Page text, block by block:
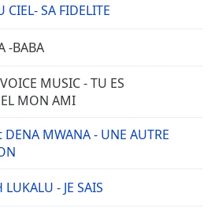
CIEL- SA FIDELITE
-BABA
MUSIC - TU ES
MON AMI
MWANA - UNE AUTRE
LUKALU - JE SAIS